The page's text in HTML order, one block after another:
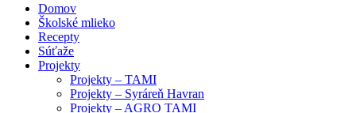
Domov
Školské mlieko
Recepty
Súťaže
Projekty
Projekty – TAMI
Projekty – Syráreň Havran
Projekty – AGRO TAMI